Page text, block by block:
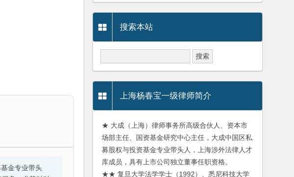
金专业带头
搜索本站
上海杨春宝一级律师简介
★ 大成（上海）律师事务所高级合伙人、资本市
场部主任、国资基金研究中心主任，大成中国区私
募股权与投资基金专业带头人，上海涉外法律人才
库成员，具有上市公司独立董事任职资格。
★★ 复旦大学法学学士（1992）、悉尼科技大学